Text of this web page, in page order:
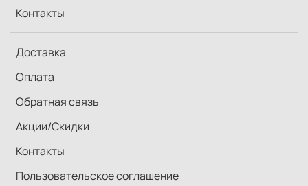
Контакты
Доставка
Оплата
Обратная связь
Акции/Скидки
Контакты
Пользовательское соглашение